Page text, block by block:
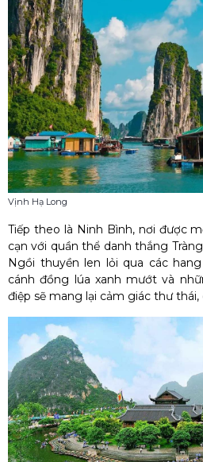
Vịnh Hạ Long
Tiếp theo là Ninh Bình, nơi được
cạn với quần thể danh thắng
Ngồi thuyền len lỏi qua các
cánh đồng lúa xanh mướt và
điệp sẽ mang lại cảm giác thư